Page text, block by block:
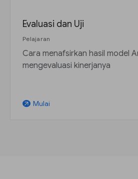
Evaluasi dan Uji
Pelajaran
Cara menafsirkan hasil model
mengevaluasi kinerjanya
arrow_outward Mulai